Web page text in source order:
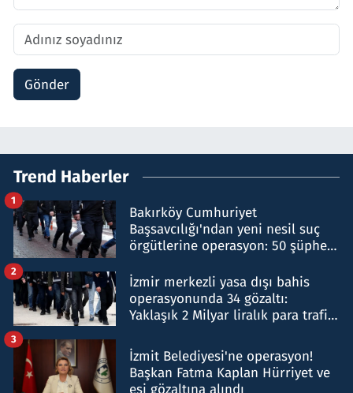
Gönder
Trend Haberler
Bakırköy Cumhuriyet
Başsavcılığı'ndan yeni nesil suç
örgütlerine operasyon: 50 şüpheli
1
İzmir merkezli yasa dışı bahis
operasyonunda 34 gözaltı:
Yaklaşık 2 Milyar liralık para trafiği
2
İzmit Belediyesi'ne operasyon!
Başkan Fatma Kaplan Hürriyet ve
eşi gözaltına alındı
3